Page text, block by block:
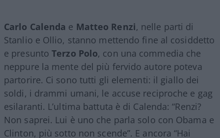
Carlo Calenda e Matteo Renzi, nelle parti di
Stanlio e Ollio, stanno mettendo fine al cosiddetto
e presuntoTerzo Polo, con una commedia che
neppure la mente del più fervido autore poteva
partorire. Ci sono tutti gli elementi: il giallo dei
soldi, i drammi umani, le accuse reciproche e gag
esilaranti. L’ultima battuta è di Calenda: “Renzi?
Non saprei. Lui è uno che parla solo con Obama e
Clinton, più sotto non scende”. E ancora “Hai